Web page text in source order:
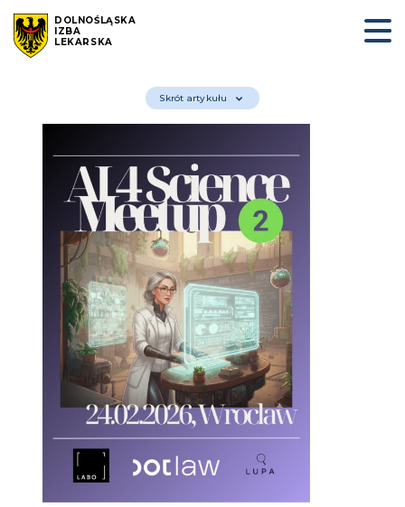
DOLNOŚLĄSKA
IZBA
LEKARSKA
Skrót artykułu